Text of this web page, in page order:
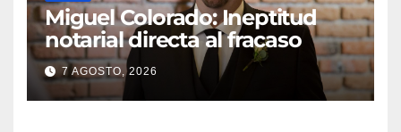
Miguel Colorado: Ineptitud
notarial directa al fracaso
7 AGOSTO, 2026